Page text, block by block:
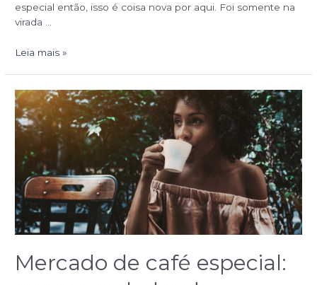
especial então, isso é coisa nova por aqui. Foi somente na
virada …
Leia mais »
Mercado de café especial:
Mercado
de
café
como
paladar
do
consumidor
reflete
cardápios